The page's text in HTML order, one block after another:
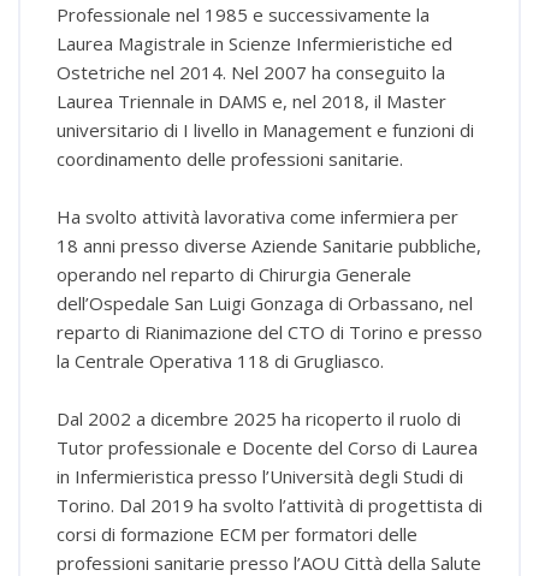
Professionale nel 1985 e successivamente la
Laurea Magistrale in Scienze Infermieristiche ed
Ostetriche nel 2014. Nel 2007 ha conseguito la
Laurea Triennale in DAMS e, nel 2018, il Master
universitario di I livello in Management e funzioni di
coordinamento delle professioni sanitarie.
Ha svolto attività lavorativa come infermiera per
18 anni presso diverse Aziende Sanitarie pubbliche,
operando nel reparto di Chirurgia Generale
dell’Ospedale San Luigi Gonzaga di Orbassano, nel
reparto di Rianimazione del CTO di Torino e presso
la Centrale Operativa 118 di Grugliasco.
Dal 2002 a dicembre 2025 ha ricoperto il ruolo di
Tutor professionale e Docente del Corso di Laurea
in Infermieristica presso l’Università degli Studi di
Torino. Dal 2019 ha svolto l’attività di progettista di
corsi di formazione ECM per formatori delle
professioni sanitarie presso l’AOU Città della Salute